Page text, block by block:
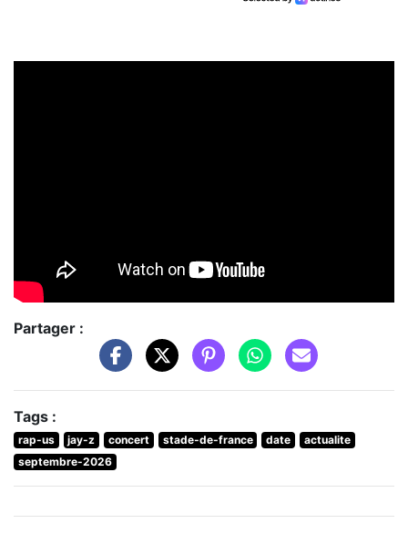
Partager :
Tags :
rap-us jay-z concert stade-de-france date
actualite
septembre-2026